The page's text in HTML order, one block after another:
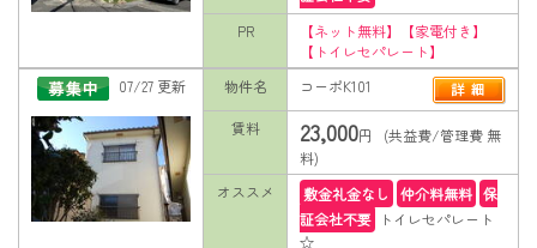
PR
【ネット無料】【家電付き】
【トイレセパレート】
07/27 更新
物件名 コーポK101
賃料 23,000円 (共益費/管理費 無
料)
オススメ
敷金礼金なし 仲介料無料 保
証会社不要
トイレセパレート
☆